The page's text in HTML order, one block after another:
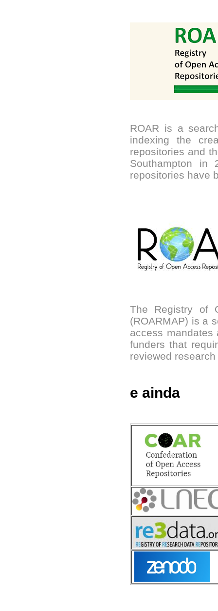
ROAR is a
indexing the
repositories and
Southampton in
repositories have
The Registry of
(ROARMAP) is a
access mandates
funders that
reviewed
e ainda